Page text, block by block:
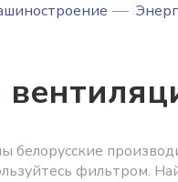
белорусские
фильтром.